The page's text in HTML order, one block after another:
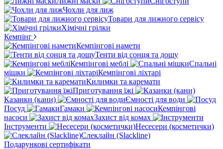
Чохли для лиж
Товари для лижного сервісу
Хімічні грілки
Кемпінг
Кемпінгові намети
Тенти від сонця та дощу
Кемпінгові меблі
Спальні
мішки
Кемпінгові ліхтарі
Килимки та каремати
Приготування їжі
Казанки (кани)
Ємності для води
Посуд
Гамаки
Кемпінгові
насоси
Захист від комах
Інструменти
Несесери (косметички)
Слеклайн (Slackline)
Подарункові сертифікати